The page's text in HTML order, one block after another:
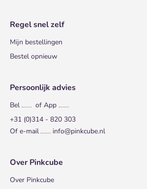
Regel snel zelf
Mijn bestellingen
Bestel opnieuw
Persoonlijk advies
Bel
of App
+31 (0)314 - 820 303
Of e-mail
info@pinkcube.nl
Over Pinkcube
Over Pinkcube